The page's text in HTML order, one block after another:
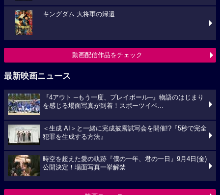
キングダム 大将軍の帰還
動画配信作品をチェック
最新映画ニュース
『4アウト ─もう一度、プレイボール─』物語のはじまり
を感じる場面写真が到着！スポーツイベ...
＜生成 AI＞と一緒に完成披露試写会を開催!?『5秒で完全
犯罪を生成する方法』
時空を超えた愛の軌跡『僕の一年、君の一日』9月4日(金)
公開決定！場面写真一挙解禁